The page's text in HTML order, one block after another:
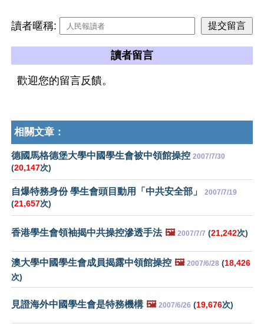
讀者暱稱:
讀者留言
歡迎您的留言反饋。
相關文章：
德國馬格德堡大學中國學生會被中領館操控 2007/7/30
(20,147次)
自爆特務身份 學生會頭目動用「中共安全部」 2007/7/19
(21,657次)
香港學生會領袖揭中共操控滲透手法 🖼️ 2007/7/7 (21,242次)
澳大學中國學生會成員揭露中領館操控 🖼️ 2007/6/28 (18,426
次)
見證海外中國學生會是特務機構 🖼️ 2007/6/26 (19,676次)